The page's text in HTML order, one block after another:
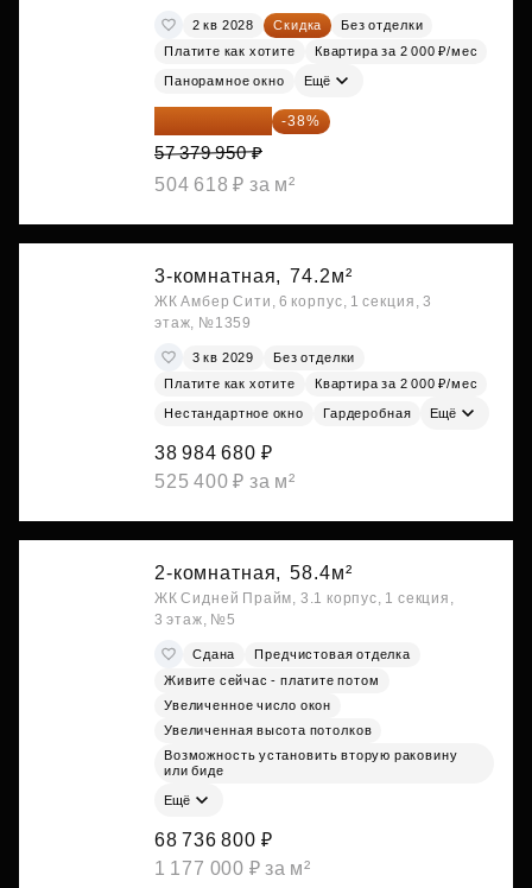
2 кв 2028 Скидка
Без отделки
Платите как хотите
Квартира за 2 000 ₽/мес
Панорамное окно Ещё
35 575 569 ₽ -38%
57 379 950 ₽
504 618 ₽ за м²
3-комнатная, 74.2м²
ЖК Амбер Сити, 6 корпус, 1 секция, 3
этаж, №1359
3 кв 2029
Без отделки
Платите как хотите
Квартира за 2 000 ₽/мес
Нестандартное окно Гардеробная Ещё
38 984 680 ₽
525 400 ₽ за м²
2-комнатная, 58.4м²
ЖК Сидней Прайм, 3.1 корпус, 1 секция,
3 этаж, №5
Сдана
Предчистовая отделка
Живите сейчас - платите потом
Увеличенное число окон
Увеличенная высота потолков
Возможность установить вторую раковину
или биде
Ещё
68 736 800 ₽
1 177 000 ₽ за м²